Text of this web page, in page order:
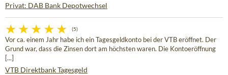
Privat: DAB Bank Depotwechsel
(5)
Vor ca. einem Jahr habe ich ein Tagesgeldkonto bei der VTB eröffnet. Der
Grund war, dass die Zinsen dort am höchsten waren. Die Kontoeröffnung
[...]
VTB Direktbank Tagesgeld